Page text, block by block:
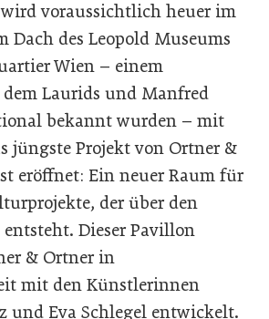
voraussichtlich heuer im
Dach des Leopold Museums
Wien – einem
Laurids und Manfred
bekannt wurden – mit
jüngste Projekt von Ortner &
eröffnet: Ein neuer Raum für
der über den
entsteht. Dieser Pavillon
& Ortner in
mit den Künstlerinnen
und Eva Schlegel entwickelt.